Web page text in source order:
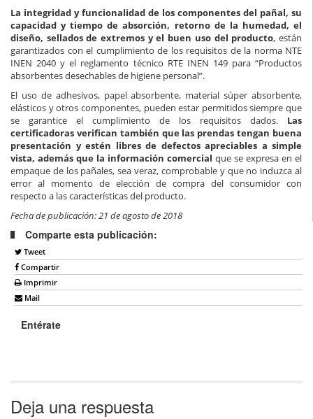
La integridad y funcionalidad de los componentes del pañal, su
capacidad y tiempo de absorción, retorno de la humedad, el
diseño, sellados de extremos y el buen uso del producto, están
garantizados con el cumplimiento de los requisitos de la norma NTE
INEN 2040 y el reglamento técnico RTE INEN 149 para “Productos
absorbentes desechables de higiene personal”.
El uso de adhesivos, papel absorbente, material súper absorbente,
elásticos y otros componentes, pueden estar permitidos siempre que
se garantice el cumplimiento de los requisitos dados. Las
certificadoras verifican también que las prendas tengan buena
presentación y estén libres de defectos apreciables a simple
vista, además que la información comercial que se expresa en el
empaque de los pañales, sea veraz, comprobable y que no induzca al
error al momento de elección de compra del consumidor con
respecto a las características del producto.
Fecha de publicación: 21 de agosto de 2018
Comparte esta publicación:
Tweet
Compartir
Imprimir
Mail
Entérate
Deja una respuesta